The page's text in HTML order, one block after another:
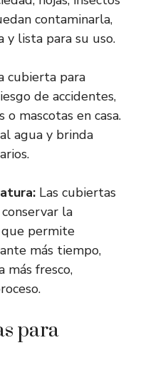
contaminarla,
y lista para su uso.
cubierta para
de accidentes,
mascotas en casa.
agua y brinda
Las cubiertas
la
permite
más tiempo,
más fresco,
para